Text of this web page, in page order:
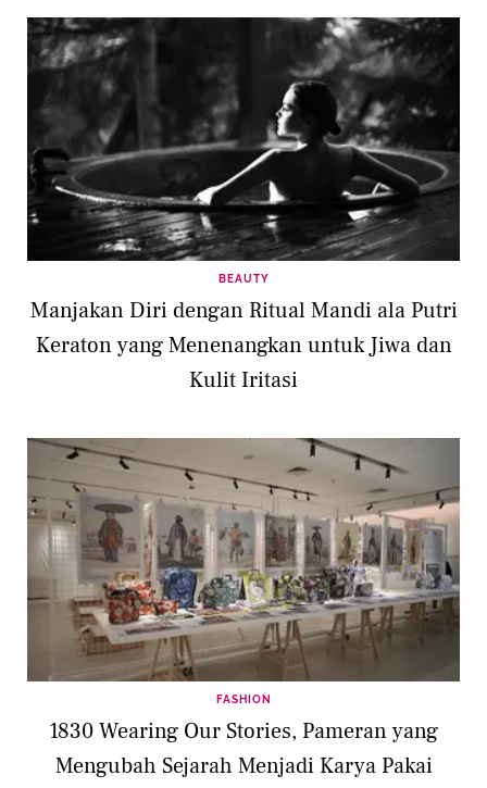
BEAUTY
Manjakan Diri dengan Ritual Mandi ala Putri
Keraton yang Menenangkan untuk Jiwa dan
Kulit Iritasi
FASHION
1830 Wearing Our Stories, Pameran yang
Mengubah Sejarah Menjadi Karya Pakai